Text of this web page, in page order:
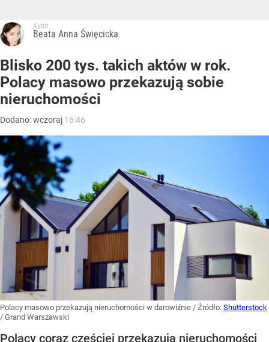
Autor:
Beata Anna Święcicka
Blisko 200 tys. takich aktów w rok.
Polacy masowo przekazują sobie
nieruchomości
Dodano:wczoraj 16:46
Polacy masowo przekazują nieruchomości w darowiźnie / Źródło: Shutterstock
/ Grand Warszawski
Polacy coraz częściej przekazują nieruchomości